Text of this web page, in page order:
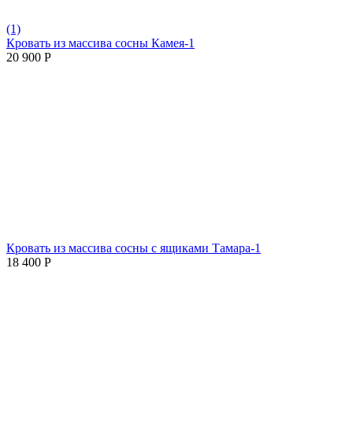
(1)
Кровать из массива сосны Камея-1
20 900 Р
Кровать из массива сосны с ящиками Тамара-1
18 400 Р